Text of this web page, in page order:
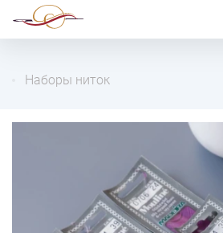
Наборы ниток